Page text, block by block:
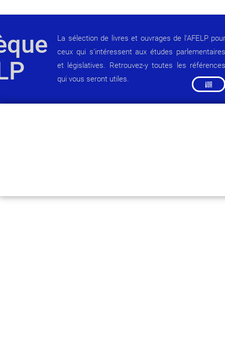
La sélection de livres et ouvrages de l'AFELP pour
ceux qui s'intéressent aux études parlementaires
et législatives. Retrouvez-y toutes les références
qui vous seront utiles.
VOIR